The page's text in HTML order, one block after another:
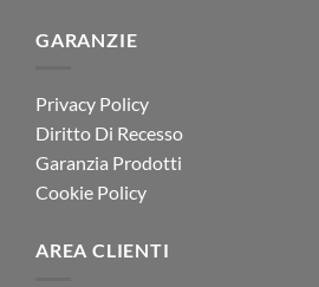
GARANZIE
Privacy Policy
Diritto Di Recesso
Garanzia Prodotti
Cookie Policy
AREA CLIENTI